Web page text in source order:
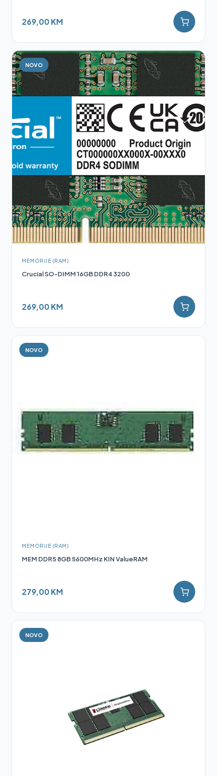
269,00 KM
NOVO
MEMORIJE (RAM)
Crucial SO-DIMM 16GB DDR4 3200
269,00 KM
NOVO
MEMORIJE (RAM)
MEM DDR5 8GB 5600MHz KIN ValueRAM
279,00 KM
NOVO